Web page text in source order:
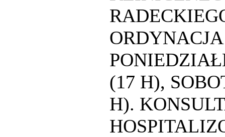
(17 H),
H).